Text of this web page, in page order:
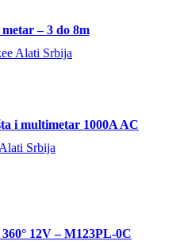
– 3 do 8m
Alati Srbija
i multimetar 1000A AC
Srbija
12V – M123PL-0C